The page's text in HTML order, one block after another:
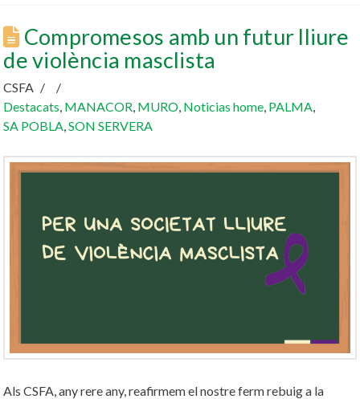
Compromesos amb un futur lliure
de violència masclista
CSFA
Destacats, MANACOR, MURO, Noticias home, PALMA,
SA POBLA,SON SERVERA
Als CSFA, any rere any, reafirmem el nostre ferm rebuig a la